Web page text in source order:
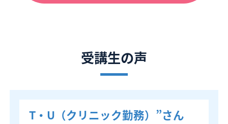
受講生の声
T・U（クリニック勤務）”さん